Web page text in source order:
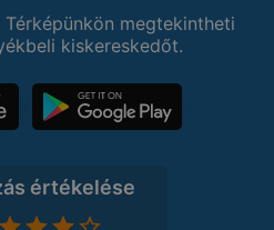
megtekintheti
kiskereskedőt.
értékelése